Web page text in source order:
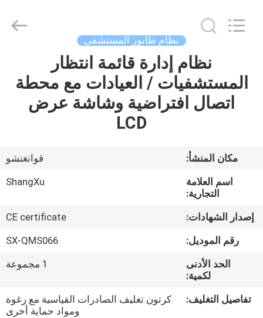
الصفحة
الرئيسية
معلومات
جولة
المعمل
مراقبة
Rights
Developed
نظام طابور المستشفى
نظام إدارة قائمة انتظار
المستشفيات / العيادات مع محطة
اتصال افتراضية وشاشة عرض
LCD
مكان المنشأ:
قوانغتشو
اسم العلامة
التجارية:
ShangXu
إصدار الشهادات:
CE certificate
رقم الموديل:
SX-QMS066
الحد الأدنى
لكمية:
1 مجموعة
تفاصيل التغليف:
كرتون تغليف الصادرات القياسية مع رغوة
ومواد حماية أخرى